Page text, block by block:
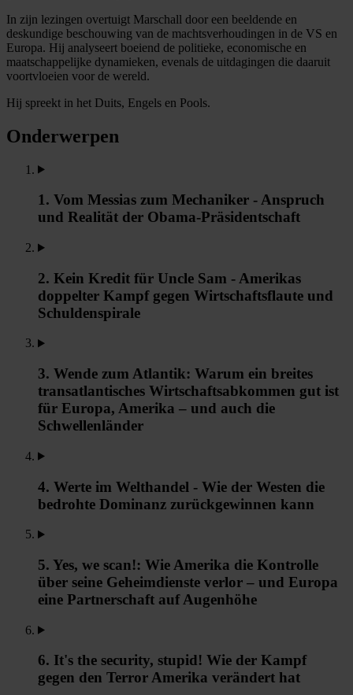
In zijn lezingen overtuigt Marschall door een beeldende en
deskundige beschouwing van de machtsverhoudingen in de VS en
Europa. Hij analyseert boeiend de politieke, economische en
maatschappelijke dynamieken, evenals de uitdagingen die daaruit
voortvloeien voor de wereld.
Hij spreekt in het Duits, Engels en Pools.
Onderwerpen
1. Vom Messias zum Mechaniker - Anspruch
und Realität der Obama-Präsidentschaft
2. Kein Kredit für Uncle Sam - Amerikas
doppelter Kampf gegen Wirtschaftsflaute und
Schuldenspirale
3. Wende zum Atlantik: Warum ein breites
transatlantisches Wirtschaftsabkommen gut ist
für Europa, Amerika – und auch die
Schwellenländer
4. Werte im Welthandel - Wie der Westen die
bedrohte Dominanz zurückgewinnen kann
5. Yes, we scan!: Wie Amerika die Kontrolle
über seine Geheimdienste verlor – und Europa
eine Partnerschaft auf Augenhöhe
6. It's the security, stupid! Wie der Kampf
gegen den Terror Amerika verändert hat